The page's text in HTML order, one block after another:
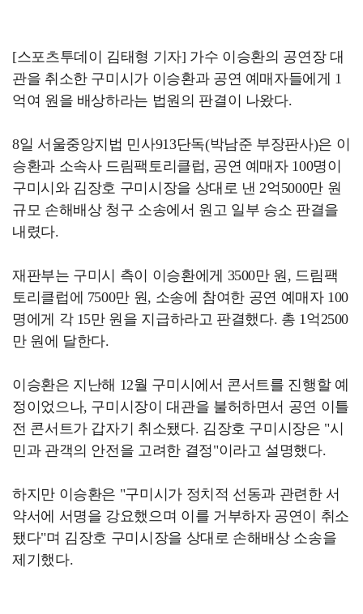
[스포츠투데이 김태형 기자] 가수 이승환의 공연장 대
관을 취소한 구미시가 이승환과 공연 예매자들에게 1
억여 원을 배상하라는 법원의 판결이 나왔다.
8일 서울중앙지법 민사913단독(박남준 부장판사)은 이
승환과 소속사 드림팩토리클럽, 공연 예매자 100명이
구미시와 김장호 구미시장을 상대로 낸 2억5000만 원
규모 손해배상 청구 소송에서 원고 일부 승소 판결을
내렸다.
재판부는 구미시 측이 이승환에게 3500만 원, 드림팩
토리클럽에 7500만 원, 소송에 참여한 공연 예매자 100
명에게 각 15만 원을 지급하라고 판결했다. 총 1억2500
만 원에 달한다.
이승환은 지난해 12월 구미시에서 콘서트를 진행할 예
정이었으나, 구미시장이 대관을 불허하면서 공연 이틀
전 콘서트가 갑자기 취소됐다. 김장호 구미시장은 "시
민과 관객의 안전을 고려한 결정"이라고 설명했다.
하지만 이승환은 "구미시가 정치적 선동과 관련한 서
약서에 서명을 강요했으며 이를 거부하자 공연이 취소
됐다"며 김장호 구미시장을 상대로 손해배상 소송을
제기했다.